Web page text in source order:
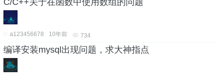
a123456678
10年前 734
编译安装mysql出现问题，求大神指点